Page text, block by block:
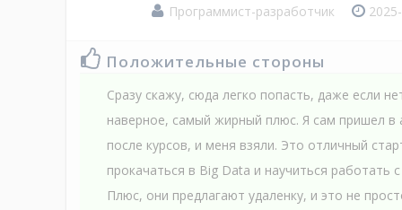
Программист-разработчик
Положительные стороны
Сразу скажу, сюда легко попасть, даже если
наверное, самый жирный плюс. Я сам пришел в
после курсов, и меня взяли. Это отличный
прокачаться в Big Data и научиться работать
Плюс, они предлагают удаленку, и это не